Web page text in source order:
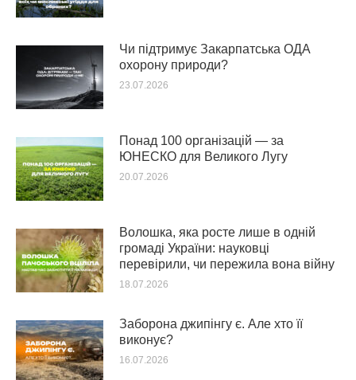
Чи підтримує Закарпатська ОДА
охорону природи?
23.07.2026
Понад 100 організацій — за
ЮНЕСКО для Великого Лугу
20.07.2026
Волошка, яка росте лише в одній
громаді України: науковці
перевірили, чи пережила вона війну
18.07.2026
Заборона джипінгу є. Але хто її
виконує?
16.07.2026